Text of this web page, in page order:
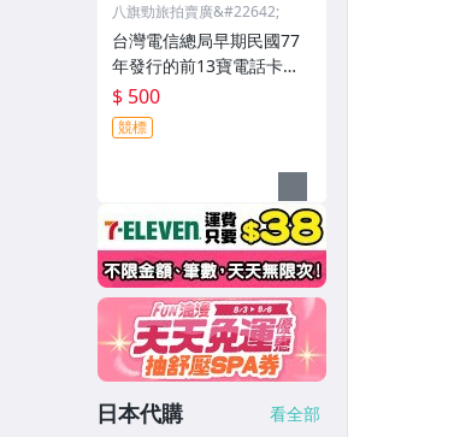
八旗勁旅拍賣廣&#22642;
台灣電信總局早期民國77
年發行的前13寶電話卡舊
卡總計有 3張一起賣
$ 500
競標
日本代購 看全部